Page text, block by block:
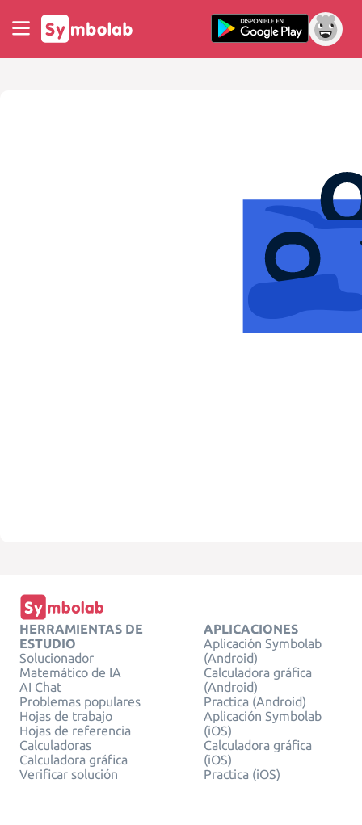
HERRAMIENTAS DE
ESTUDIO
Solucionador
Matemático de IA
AI Chat
Problemas populares
Hojas de trabajo
Hojas de referencia
Calculadoras
Calculadora gráfica
Verificar solución
APLICACIONES
Aplicación Symbolab
(Android)
Calculadora gráfica
(Android)
Practica (Android)
Aplicación Symbolab
(iOS)
Calculadora gráfica
(iOS)
Practica (iOS)